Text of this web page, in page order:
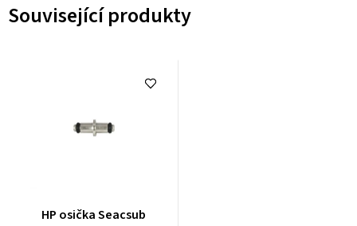
Související produkty
HP osička Seacsub